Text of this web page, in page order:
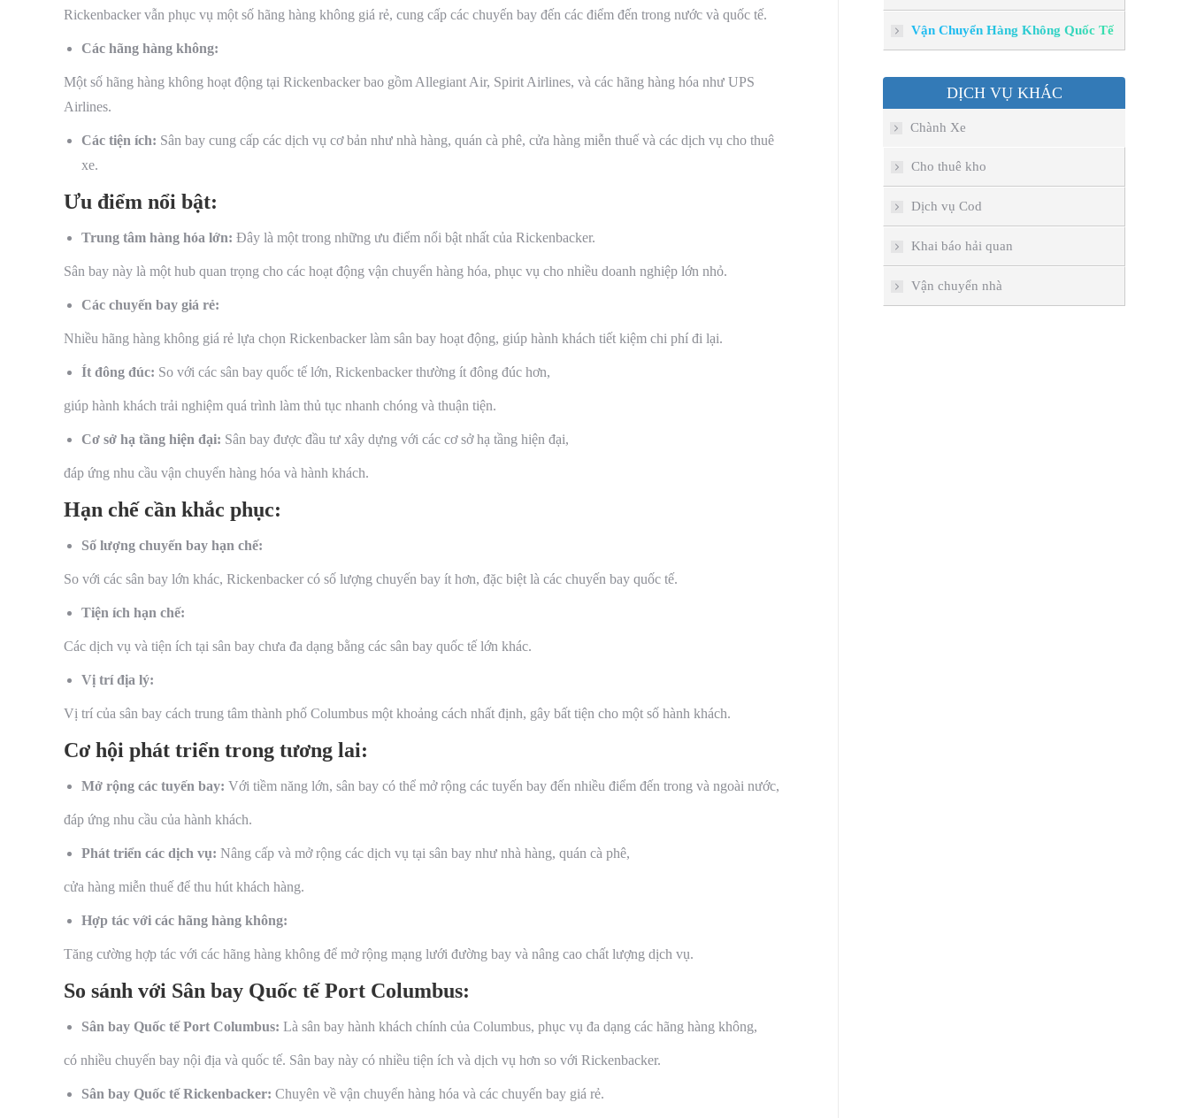
Rickenbacker vẫn phục vụ một số hãng hàng không giá rẻ, cung cấp các chuyến bay đến các điểm đến trong nước và quốc tế.
Các hãng hàng không:
Một số hãng hàng không hoạt động tại Rickenbacker bao gồm Allegiant Air, Spirit Airlines, và các hãng hàng hóa như UPS
Airlines.
Các tiện ích: Sân bay cung cấp các dịch vụ cơ bản như nhà hàng, quán cà phê, cửa hàng miễn thuế và các dịch vụ cho thuê
xe.
Ưu điểm nổi bật:
Trung tâm hàng hóa lớn: Đây là một trong những ưu điểm nổi bật nhất của Rickenbacker.
Sân bay này là một hub quan trọng cho các hoạt động vận chuyển hàng hóa, phục vụ cho nhiều doanh nghiệp lớn nhỏ.
Các chuyến bay giá rẻ:
Nhiều hãng hàng không giá rẻ lựa chọn Rickenbacker làm sân bay hoạt động, giúp hành khách tiết kiệm chi phí đi lại.
Ít đông đúc: So với các sân bay quốc tế lớn, Rickenbacker thường ít đông đúc hơn,
giúp hành khách trải nghiệm quá trình làm thủ tục nhanh chóng và thuận tiện.
Cơ sở hạ tầng hiện đại: Sân bay được đầu tư xây dựng với các cơ sở hạ tầng hiện đại,
đáp ứng nhu cầu vận chuyển hàng hóa và hành khách.
Hạn chế cần khắc phục:
Số lượng chuyến bay hạn chế:
So với các sân bay lớn khác, Rickenbacker có số lượng chuyến bay ít hơn, đặc biệt là các chuyến bay quốc tế.
Tiện ích hạn chế:
Các dịch vụ và tiện ích tại sân bay chưa đa dạng bằng các sân bay quốc tế lớn khác.
Vị trí địa lý:
Vị trí của sân bay cách trung tâm thành phố Columbus một khoảng cách nhất định, gây bất tiện cho một số hành khách.
Cơ hội phát triển trong tương lai:
Mở rộng các tuyến bay: Với tiềm năng lớn, sân bay có thể mở rộng các tuyến bay đến nhiều điểm đến trong và ngoài nước,
đáp ứng nhu cầu của hành khách.
Phát triển các dịch vụ: Nâng cấp và mở rộng các dịch vụ tại sân bay như nhà hàng, quán cà phê,
cửa hàng miễn thuế để thu hút khách hàng.
Hợp tác với các hãng hàng không:
Tăng cường hợp tác với các hãng hàng không để mở rộng mạng lưới đường bay và nâng cao chất lượng dịch vụ.
So sánh với Sân bay Quốc tế Port Columbus:
Sân bay Quốc tế Port Columbus: Là sân bay hành khách chính của Columbus, phục vụ đa dạng các hãng hàng không,
có nhiều chuyến bay nội địa và quốc tế. Sân bay này có nhiều tiện ích và dịch vụ hơn so với Rickenbacker.
Sân bay Quốc tế Rickenbacker: Chuyên về vận chuyển hàng hóa và các chuyến bay giá rẻ.
Vận Chuyển Hàng Không Quốc Tế
DỊCH VỤ KHÁC
Chành Xe
Cho thuê kho
Dịch vụ Cod
Khai báo hải quan
Vận chuyển nhà